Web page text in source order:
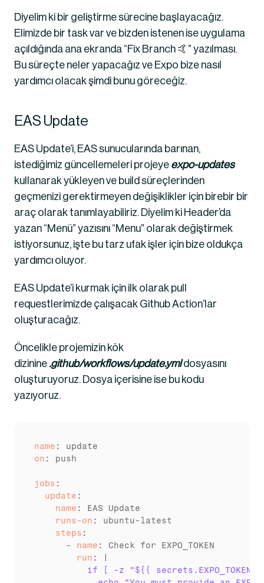
Diyelim ki bir geliştirme sürecine başlayacağız.
Elimizde bir task var ve bizden istenen ise uygulama
açıldığında ana ekranda “Fix Branch 🤙” yazılması.
Bu süreçte neler yapacağız ve Expo bize nasıl
yardımcı olacak şimdi bunu göreceğiz.
EAS Update
EAS Update’i, EAS sunucularında barınan,
istediğimiz güncellemeleri projeye expo-updates
kullanarak yükleyen ve build süreçlerinden
geçmenizi gerektirmeyen değişiklikler için birebir bir
araç olarak tanımlayabiliriz. Diyelim ki Header’da
yazan “Menü” yazısını “Menu” olarak değiştirmek
istiyorsunuz, işte bu tarz ufak işler için bize oldukça
yardımcı oluyor.
EAS Update’i kurmak için ilk olarak pull
requestlerimizde çalışacak Github Action’lar
oluşturacağız.
Öncelikle projemizin kök
dizinine .github/workflows/update.yml dosyasını
oluşturuyoruz. Dosya içerisine ise bu kodu
yazıyoruz.
name
on : push
jobs
  update
    name
    runs-on
    steps
:
      -
name
        run
if [ -z "${{ secrets.EXPO_TOKEN